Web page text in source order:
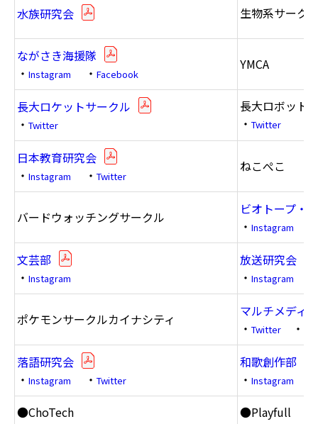
水族研究会 生物系サーク
ながさき海援隊
・ Instagram ・ Facebook
YMCA
長大ロケットサークル
・ Twitter
長大ロボット
・ Twitter
日本教育研究会
・ Instagram ・ Twitter
ねこぺこ
バードウォッチングサークル
ビオトープ・
・ Instagram
文芸部
・ Instagram
放送研究会
・ Instagram
ポケモンサークルカイナシティ
マルチメディ
・ Twitter ・
落語研究会
・ Instagram ・ Twitter
和歌創作部
・ Instagram
●ChoTech
●Playfull